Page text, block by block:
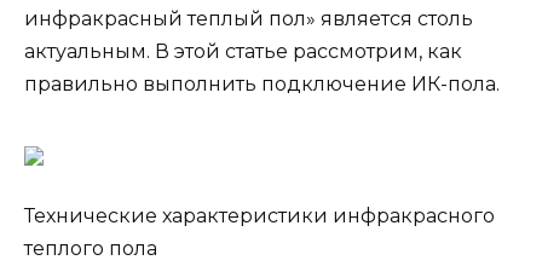
инфракрасный теплый пол» является столь
актуальным. В этой статье рассмотрим, как
правильно выполнить подключение ИК-пола.
Технические характеристики инфракрасного
теплого пола